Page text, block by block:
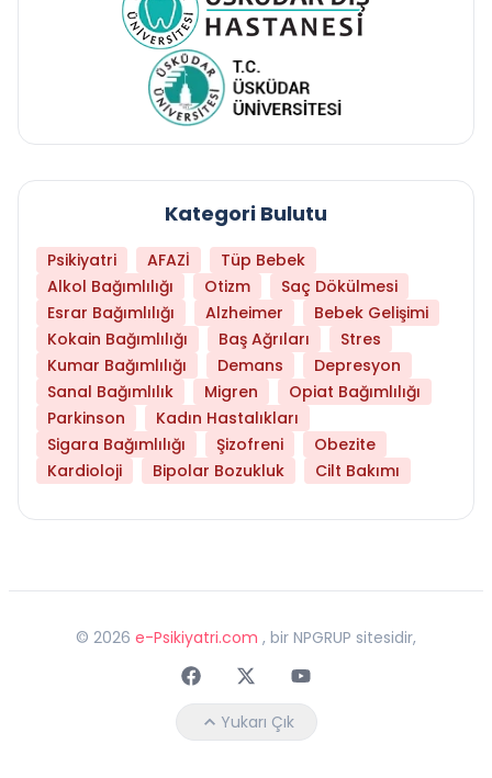
Kategori Bulutu
Psikiyatri AFAZİ
Tüp Bebek
Alkol Bağımlılığı
Otizm
Saç Dökülmesi
Esrar Bağımlılığı
Alzheimer
Bebek Gelişimi
Kokain Bağımlılığı
Baş Ağrıları
Stres
Kumar Bağımlılığı
Demans
Depresyon
Sanal Bağımlılık
Migren
Opiat Bağımlılığı
Parkinson
Kadın Hastalıkları
Sigara Bağımlılığı
Şizofreni
Obezite
Kardioloji
Bipolar Bozukluk Cilt Bakımı
© 2026 e-Psikiyatri.com , bir NPGRUP sitesidir,
FaceebokTwitterYoutube
Yukarı Çık